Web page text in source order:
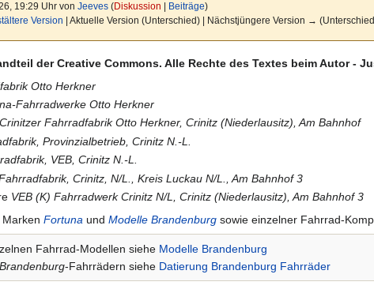
19:29 Uhr von Jeeves (Diskussion Beiträge)
Version | Aktuelle Version (Unterschied) | Nächstjüngere Version →
der Creative Commons. Alle Rechte des Textes beim Autor -
Otto Herkner
Fahrradwerke Otto Herkner
Crinitzer Fahrradfabrik Otto Herkner, Crinitz (Niederlausitz), Am Bahnhof
Provinzialbetrieb, Crinitz N.-L.
VEB, Crinitz N.-L.
Crinitz, N/L., Kreis Luckau N/L., Am Bahnhof 3
VEB (K) Fahrradwerk Crinitz N/L, Crinitz (Niederlausitz), Am Bahnhof 3
Fortuna und Modelle Brandenburg sowie einzelner Fahrrad-
Fahrrad-Modellen siehe Modelle Brandenburg
Brandenburg-Fahrrädern siehe Datierung Brandenburg Fahrräder